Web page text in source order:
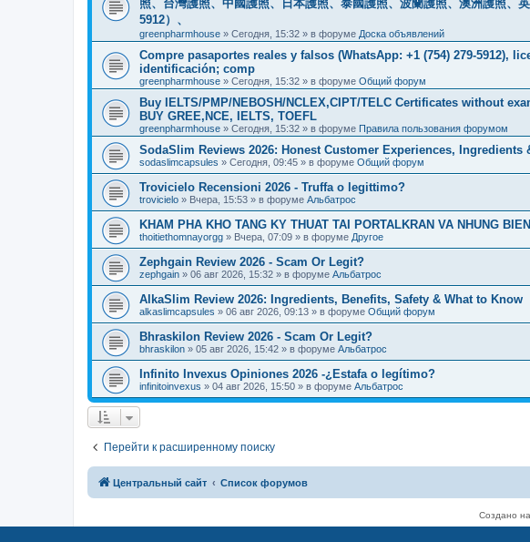
照、台灣護照、中國護照、日本護照、泰國護照、波蘭護照、澳洲護照、
5912）、
greenpharmhouse » Сегодня, 15:32 » в форуме Доска объявлений
Compre pasaportes reales y falsos (WhatsApp: +1 (754) 279-5912),
identificación; comp
greenpharmhouse » Сегодня, 15:32 » в форуме Общий форум
Buy IELTS/PMP/NEBOSH/NCLEX,CIPT/TELC Certificates without
BUY GREE,NCE, IELTS, TOEFL
greenpharmhouse » Сегодня, 15:32 » в форуме Правила пользования форумом
SodaSlim Reviews 2026: Honest Customer Experiences, Ingredients
sodaslimcapsules » Сегодня, 09:45 » в форуме Общий форум
Trovicielo Recensioni 2026 - Truffa o legittimo?
trovicielo » Вчера, 15:53 » в форуме Альбатрос
KHAM PHA KHO TANG KY THUAT TAI PORTALKRAN VA NHUNG
thoitiethomnayorgg » Вчера, 07:09 » в форуме Другое
Zephgain Review 2026 - Scam Or Legit?
zephgain » 06 авг 2026, 15:32 » в форуме Альбатрос
AlkaSlim Review 2026: Ingredients, Benefits, Safety & What to Know
alkaslimcapsules » 06 авг 2026, 09:13 » в форуме Общий форум
Bhraskilon Review 2026 - Scam Or Legit?
bhraskilon » 05 авг 2026, 15:42 » в форуме Альбатрос
Infinito Invexus Opiniones 2026 -¿Estafa o legítimo?
infinitoinvexus » 04 авг 2026, 15:50 » в форуме Альбатрос
Перейти к расширенному поиску
Центральный сайт Список форумов
Создано